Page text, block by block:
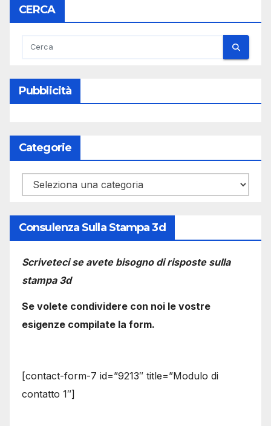
CERCA
Pubblicità
Categorie
Categorie
Consulenza Sulla Stampa 3d
Scriveteci se avete bisogno di risposte sulla
stampa 3d
Se volete condividere con noi le vostre
esigenze compilate la form.
[contact-form-7 id=”9213″ title=”Modulo di
contatto 1″]